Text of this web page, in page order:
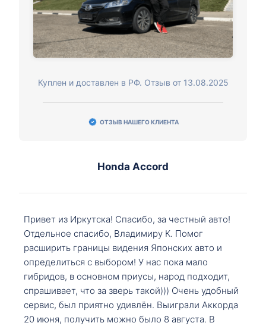
Куплен и доставлен в РФ. Отзыв от 13.08.2025
ОТЗЫВ НАШЕГО КЛИЕНТА
Honda Accord
Привет из Иркутска! Спасибо, за честный авто!
Отдельное спасибо, Владимиру К. Помог
расширить границы видения Японских авто и
определиться с выбором! У нас пока мало
гибридов, в основном приусы, народ подходит,
спрашивает, что за зверь такой))) Очень удобный
сервис, был приятно удивлён. Выиграли Аккорда
20 июня, получить можно было 8 августа. В